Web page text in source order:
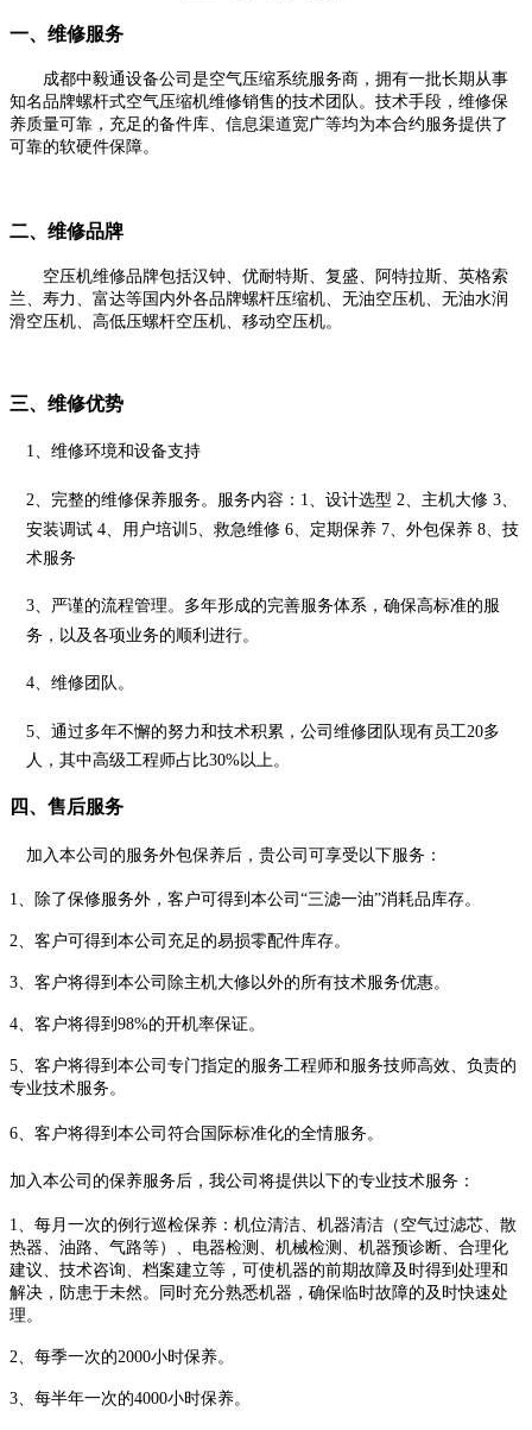
一、 维修服务
成都中毅通设备公司是空气压缩系统服务商，拥有一批长期从事
知名品牌螺杆式空气压缩机维修销售的技术团队。技术手段，维修保
养质量可靠，充足的备件库、 信息渠道宽广等均为本合约服务提供了
可靠的软硬件保障。
二、 维修品牌
空压机维修品牌包括汉钟、优耐特斯、复盛、阿特拉斯、英格索
兰、寿力、富达等国内外各品牌螺杆压缩机、无油空压机、无油水润
滑空压机、高低压螺杆空压机、移动空压机。
三、 维修优势
1、 维修环境和设备支持
2、 完整的维修保养服务。 服务内容： 1、设计选型 2、主机大修 3、
安装调试 4、用户培训5、救急维修 6、定期保养 7、外包保养 8、技
术服务
3、 严谨的流程管理。多年形成的完善服务体系，确保高标准的服
务，以及各项业务的顺利进行。
4、 维修团队。
5、 通过多年不懈的努力和技术积累，公司维修团队现有员工20多
人，其中高级工程师占比30%以上。
四、 售后服务
加入本公司的服务外包保养后，贵公司可享受以下服务：
1、 除了保修服务外， 客户可得到本公司 “三滤一油”消耗品库存。
2、客户可得到本公司充足的易损零配件库存。
3、客户将得到本公司除主机大修以外的所有技术服务优惠。
4、客户将得到98%的开机率保证。
5、客户将得到本公司专门指定的服务工程师和服务技师高效、负责的
专业技术服务。
6、客户将得到本公司符合国际标准化的全情服务。
加入本公司的保养服务后，我公司将提供以下的专业技术服务：
1、每月一次的例行巡检保养：机位清洁、机器清洁（空气过滤芯、散
热器、油路、气路等）、电器检测、机械检测、机器预诊断、合理化
建议、技术咨询、档案建立等，可使机器的前期故障及时得到处理和
解决，防患于未然。同时充分熟悉机器，确保临时故障的及时快速处
理。
2、每季一次的2000小时保养。
3、每半年一次的4000小时保养。